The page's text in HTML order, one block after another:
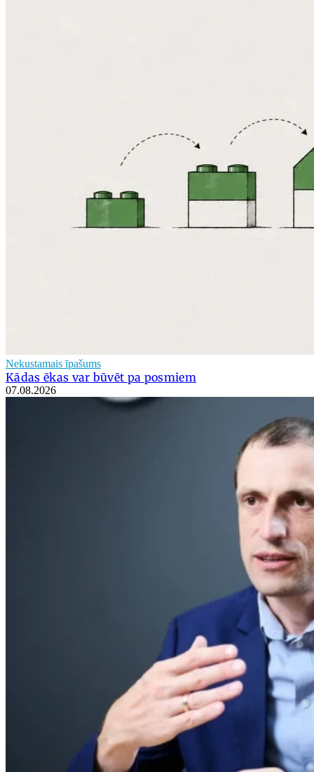
Nekustamais īpašums
Kādas ēkas var būvēt pa posmiem
07.08.2026